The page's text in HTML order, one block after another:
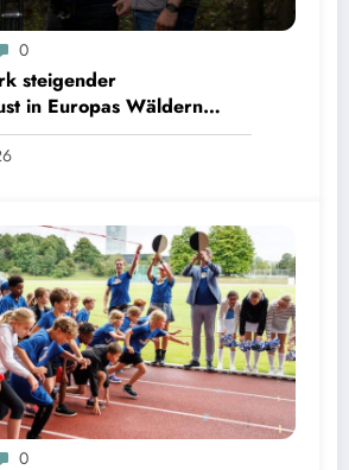
in Europas Wäldern mindert Kohlenstoffsenken
0
steigender
in Europas Wäldern
bayerische Schulsportwoche im Olympiapark | Bild:
für Unterricht und Kultus
0